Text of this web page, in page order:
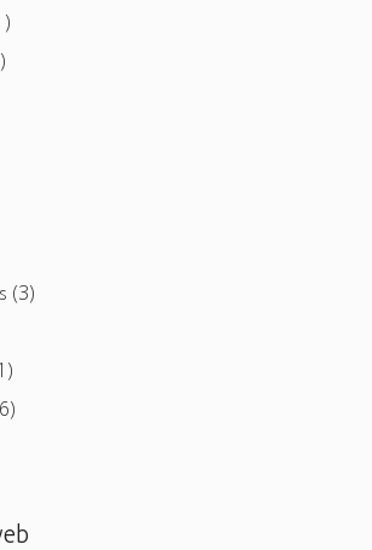
(3)